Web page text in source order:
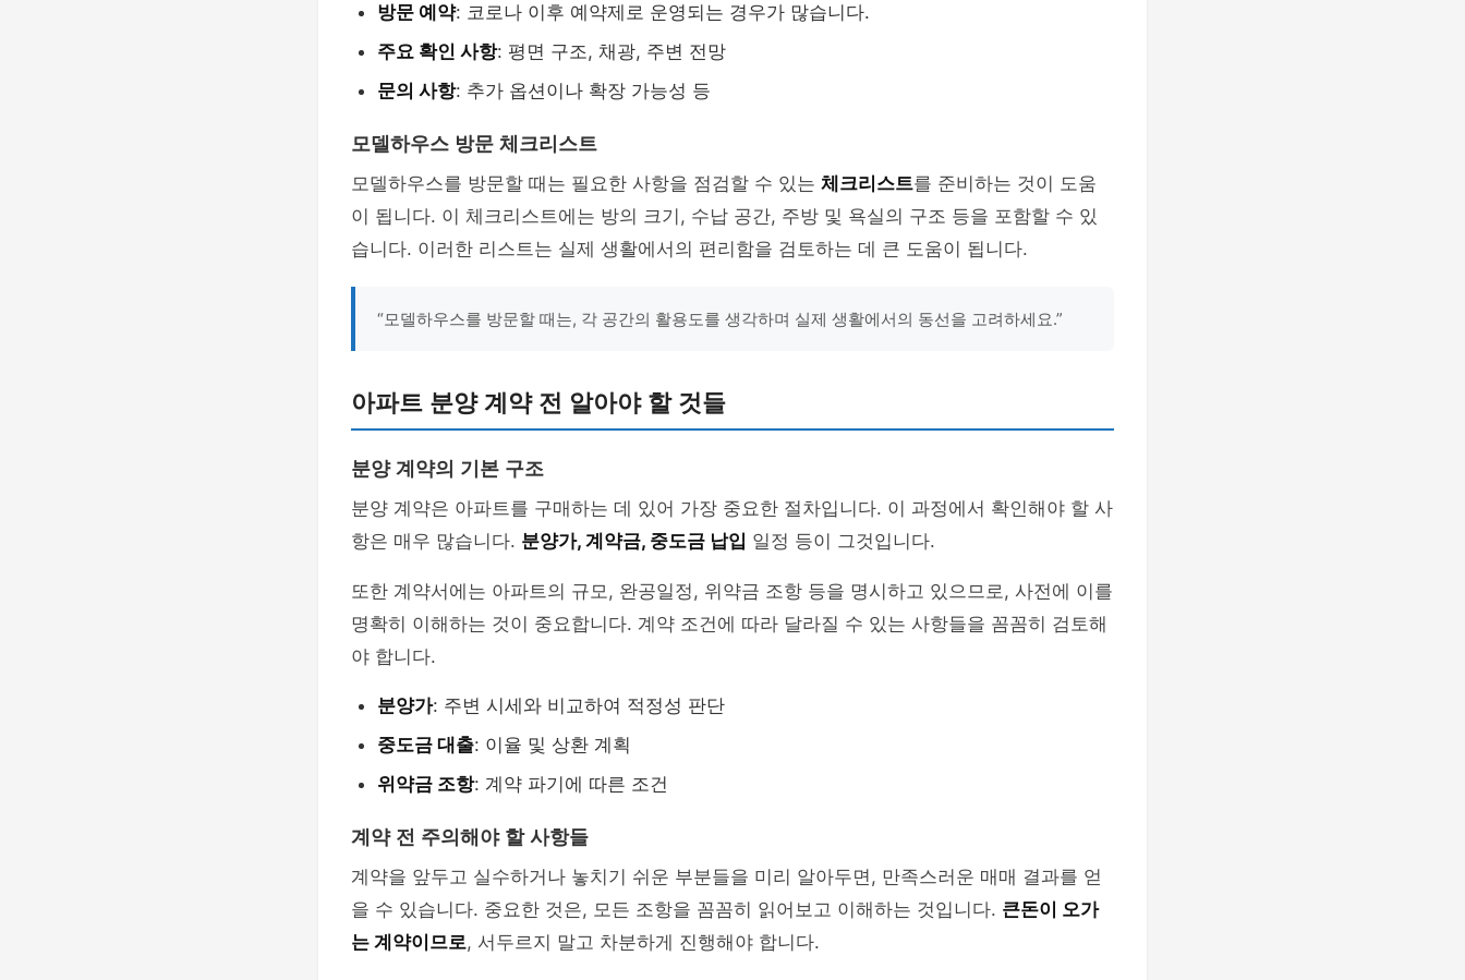
방문 예약: 코로나 이후 예약제로 운영되는 경우가 많습니다.
주요 확인 사항: 평면 구조, 채광, 주변 전망
문의 사항: 추가 옵션이나 확장 가능성 등
모델하우스 방문 체크리스트
모델하우스를 방문할 때는 필요한 사항을 점검할 수 있는 체크리스트를 준비하는 것이 도움
이 됩니다. 이 체크리스트에는 방의 크기, 수납 공간, 주방 및 욕실의 구조 등을 포함할 수 있
습니다. 이러한 리스트는 실제 생활에서의 편리함을 검토하는 데 큰 도움이 됩니다.
“모델하우스를 방문할 때는, 각 공간의 활용도를 생각하며 실제 생활에서의 동선을 고려하세요.”
아파트 분양 계약 전 알아야 할 것들
분양 계약의 기본 구조
분양 계약은 아파트를 구매하는 데 있어 가장 중요한 절차입니다. 이 과정에서 확인해야 할 사
항은 매우 많습니다. 분양가, 계약금, 중도금 납입 일정 등이 그것입니다.
또한 계약서에는 아파트의 규모, 완공일정, 위약금 조항 등을 명시하고 있으므로, 사전에 이를
명확히 이해하는 것이 중요합니다. 계약 조건에 따라 달라질 수 있는 사항들을 꼼꼼히 검토해
야 합니다.
분양가: 주변 시세와 비교하여 적정성 판단
중도금 대출: 이율 및 상환 계획
위약금 조항: 계약 파기에 따른 조건
계약 전 주의해야 할 사항들
계약을 앞두고 실수하거나 놓치기 쉬운 부분들을 미리 알아두면, 만족스러운 매매 결과를 얻
을 수 있습니다. 중요한 것은, 모든 조항을 꼼꼼히 읽어보고 이해하는 것입니다. 큰돈이 오가
는 계약이므로, 서두르지 말고 차분하게 진행해야 합니다.